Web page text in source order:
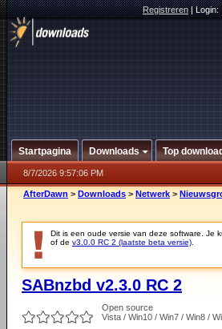
Registreren|Login:
Startpagina Downloads Top
8/7/2026 9:57:06 PM
AfterDawn > Downloads > Netwerk >
Dit is een oude versie van deze software. Je
of de v3.0.0 RC 2 (laatste beta versie)
SABnzbd v2.3.0 RC 2
Open source
Vista / Win10 / Win7 / Win8 /